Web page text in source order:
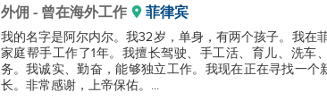
外佣 - 曾在海外工作 菲律宾
我的名字是阿尔内尔。我32岁，单身，有两个孩子。我在
家庭帮手工作了1年。我擅长驾驶、手工活、育儿、洗车
务。我诚实、勤奋，能够独立工作。我现在正在寻找一
长。非常感谢，上帝保佑。...